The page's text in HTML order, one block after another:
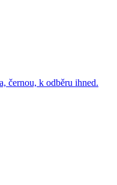
černou, k odběru ihned.